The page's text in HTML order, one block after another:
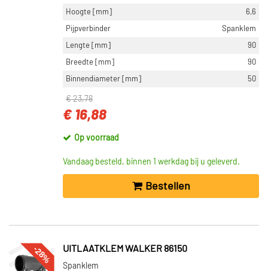
Hoogte [mm]
6,6
Pijpverbinder
Spanklem
Lengte [mm]
90
Breedte [mm]
90
Binnendiameter [mm]
50
€ 23,78
€ 16,88
Op voorraad
Vandaag besteld, binnen 1 werkdag bij u geleverd.
Bestellen
-28% UITLAATKLEM WALKER 86150
Spanklem